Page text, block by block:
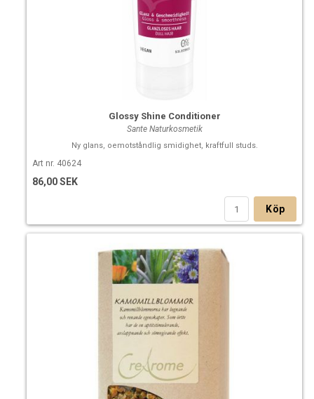
Glossy Shine Conditioner
Sante Naturkosmetik
Ny glans, oemotståndlig smidighet, kraftfull studs.
Art nr. 40624
86,00 SEK
Köp